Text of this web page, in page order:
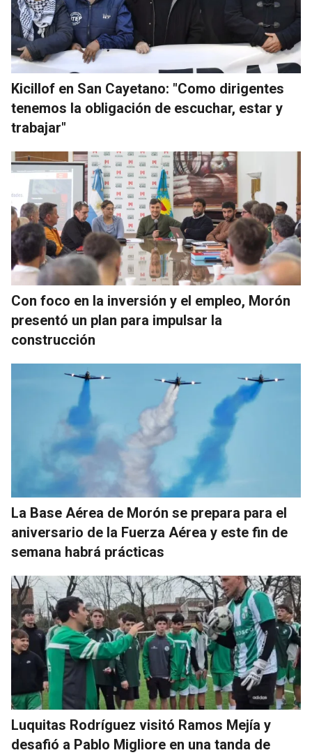
Kicillof en San Cayetano: "Como dirigentes
tenemos la obligación de escuchar, estar y
trabajar"
Con foco en la inversión y el empleo, Morón
presentó un plan para impulsar la
construcción
La Base Aérea de Morón se prepara para el
aniversario de la Fuerza Aérea y este fin de
semana habrá prácticas
Luquitas Rodríguez visitó Ramos Mejía y
desafió a Pablo Migliore en una tanda de